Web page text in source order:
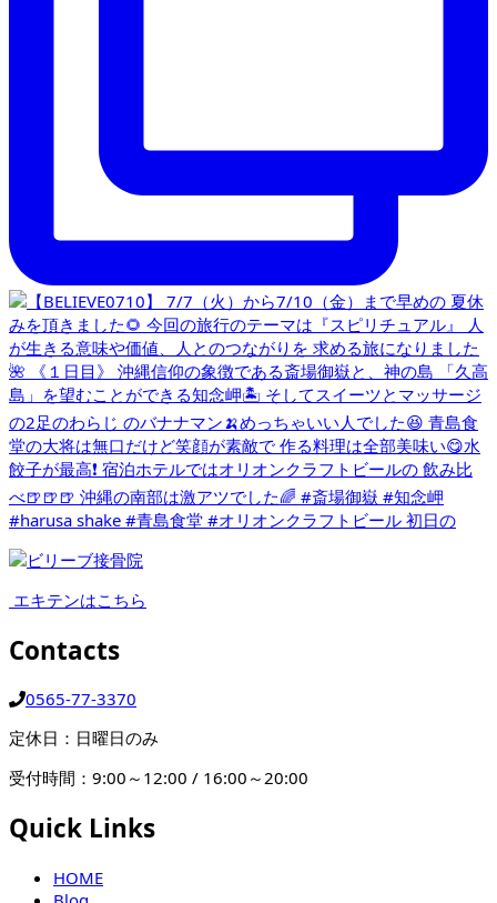
エキテンはこちら
Contacts
0565-77-3370
定休日：日曜日のみ
受付時間：9:00～12:00 / 16:00～20:00
Quick Links
HOME